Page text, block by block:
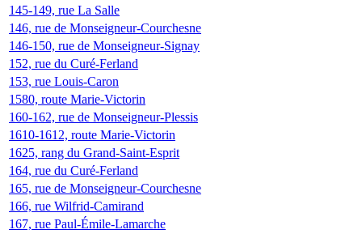
145-149, rue La Salle
146, rue de Monseigneur-Courchesne
146-150, rue de Monseigneur-Signay
152, rue du Curé-Ferland
153, rue Louis-Caron
1580, route Marie-Victorin
160-162, rue de Monseigneur-Plessis
1610-1612, route Marie-Victorin
1625, rang du Grand-Saint-Esprit
164, rue du Curé-Ferland
165, rue de Monseigneur-Courchesne
166, rue Wilfrid-Camirand
167, rue Paul-Émile-Lamarche